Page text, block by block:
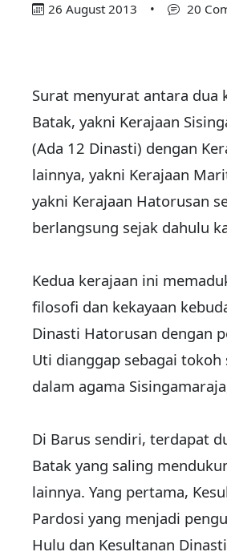
26 August 2013 • 20
Surat menyurat antara dua
Batak, yakni Kerajaan
(Ada 12 Dinasti) dengan
lainnya, yakni Kerajaan
yakni Kerajaan Hatorusan
berlangsung sejak dahulu
Kedua kerajaan ini
filosofi dan kekayaan
Dinasti Hatorusan dengan
Uti dianggap sebagai
dalam agama
Di Barus sendiri, terdapat
Batak yang saling
lainnya. Yang pertama,
Pardosi yang menjadi
Hulu dan Kesultanan